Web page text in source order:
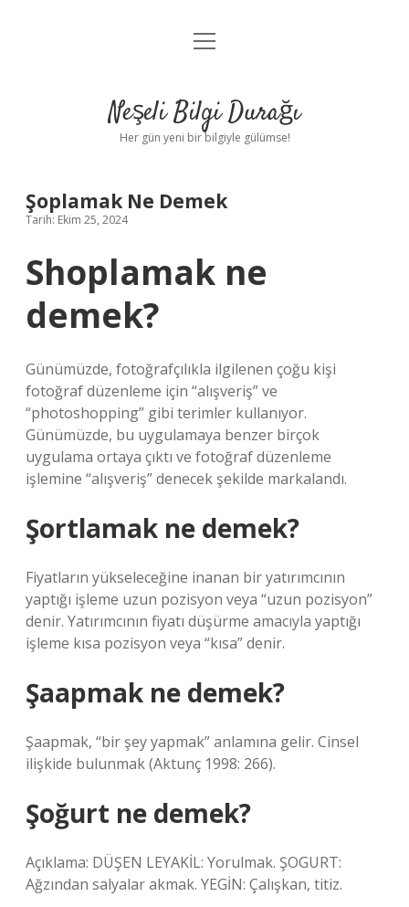
Anasayfa
Yasal Uyarı
menüyü
Neşeli Bilgi Durağı
Her gün yeni bir bilgiyle gülümse!
Şoplamak Ne Demek
Tarih: Ekim 25, 2024
Shoplamak ne
demek?
Günümüzde, fotoğrafçılıkla ilgilenen çoğu kişi
fotoğraf düzenleme için “alışveriş” ve
“photoshopping” gibi terimler kullanıyor.
Günümüzde, bu uygulamaya benzer birçok
uygulama ortaya çıktı ve fotoğraf düzenleme
işlemine “alışveriş” denecek şekilde markalandı.
Şortlamak ne demek?
Fiyatların yükseleceğine inanan bir yatırımcının
yaptığı işleme uzun pozisyon veya “uzun pozisyon”
denir. Yatırımcının fiyatı düşürme amacıyla yaptığı
işleme kısa pozisyon veya “kısa” denir.
Şaapmak ne demek?
Şaapmak, “bir şey yapmak” anlamına gelir. Cinsel
ilişkide bulunmak (Aktunç 1998: 266).
Şoğurt ne demek?
Açıklama: DÜŞEN LEYAKİL: Yorulmak. ŞOGURT:
Ağzından salyalar akmak. YEGİN: Çalışkan, titiz.